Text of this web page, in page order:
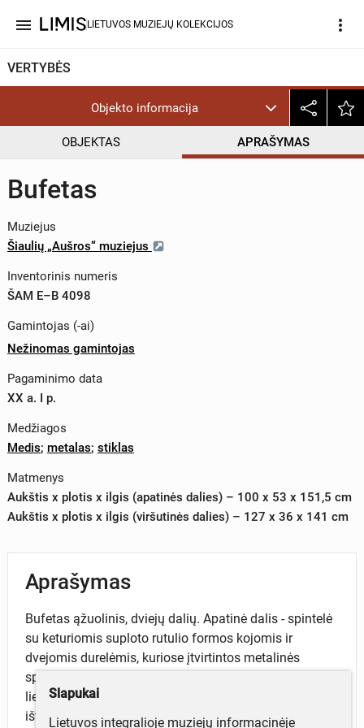
menu LIETUVOS MUZIEJŲ KOLEKCIJOS more_vert
VERTYBĖS
Objekto informacija
OBJEKTAS APRAŠYMAS
Bufetas
Muziejus
Šiaulių „Aušros“ muziejus
Inventorinis numeris
ŠAM E–B 4098
Gamintojas (-ai)
Nežinomas gamintojas
Pagaminimo data
XX a. I p.
Medžiagos
Medis; metalas; stiklas
Matmenys
Aukštis x plotis x ilgis (apatinės dalies) – 100 x 53 x 151,5 cm
Aukštis x plotis x ilgis (viršutinės dalies) – 127 x 36 x 141 cm
Aprašymas
Bufetas ąžuolinis, dviejų dalių. Apatinė dalis - spintelė
su keturiomis suploto rutulio formos kojomis ir
dvejomis durelėmis, kuriose įtvirtintos metalinės
spynelės. Virš durų du ištraukiami stalčiai, puošti
lietomis liūto galvos figūrėlėmis. Virš stalčių
ištraukiama lenta su apvaliomis rankenėlėmis.
Slapukai
Lietuvos integralioje muziejų informacinėje